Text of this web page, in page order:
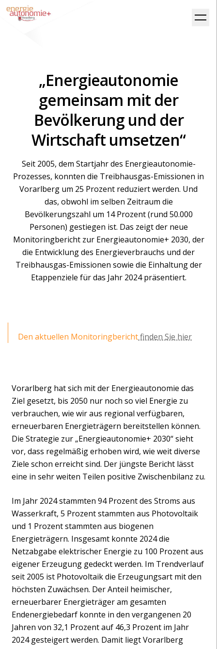
„Energieautonomie
gemeinsam mit der
Bevölkerung und der
Wirtschaft umsetzen“
Seit 2005, dem Startjahr des Energieautonomie-
Prozesses, konnten die Treibhausgas-Emissionen in
Vorarlberg um 25 Prozent reduziert werden. Und
das, obwohl im selben Zeitraum die
Bevölkerungszahl um 14 Prozent (rund 50.000
Personen) gestiegen ist. Das zeigt der neue
Monitoringbericht zur Energieautonomie+ 2030, der
die Entwicklung des Energieverbrauchs und der
Treibhausgas-Emissionen sowie die Einhaltung der
Etappenziele für das Jahr 2024 präsentiert.
Den aktuellen Monitoringberichtfinden Sie hier
Vorarlberg hat sich mit der Energieautonomie das
Ziel gesetzt, bis 2050 nur noch so viel Energie zu
verbrauchen, wie wir aus regional verfügbaren,
erneuerbaren Energieträgern bereitstellen können.
Die Strategie zur „Energieautonomie+ 2030“ sieht
vor, dass regelmäßig erhoben wird, wie weit diverse
Ziele schon erreicht sind. Der jüngste Bericht lässt
eine in sehr weiten Teilen positive Zwischenbilanz zu.
Im Jahr 2024 stammten 94 Prozent des Stroms aus
Wasserkraft, 5 Prozent stammten aus Photovoltaik
und 1 Prozent stammten aus biogenen
Energieträgern. Insgesamt konnte 2024 die
Netzabgabe elektrischer Energie zu 100 Prozent aus
eigener Erzeugung gedeckt werden. Im Trendverlauf
seit 2005 ist Photovoltaik die Erzeugungsart mit den
höchsten Zuwächsen. Der Anteil heimischer,
erneuerbarer Energieträger am gesamten
Endenergiebedarf konnte in den vergangenen 20
Jahren von 32,1 Prozent auf 46,3 Prozent im Jahr
2024 gesteigert werden. Damit liegt Vorarlberg